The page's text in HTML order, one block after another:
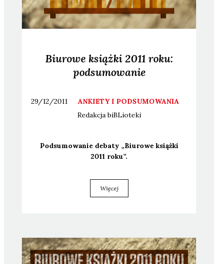
Biurowe książki 2011 roku:
podsumowanie
29/12/2011
ANKIETY I PODSUMOWANIA
RedakcjabiBLioteki
Pod­su­mo­wa­nie deba­ty „Biu­ro­we książ­ki
2011 roku”.
Więcej